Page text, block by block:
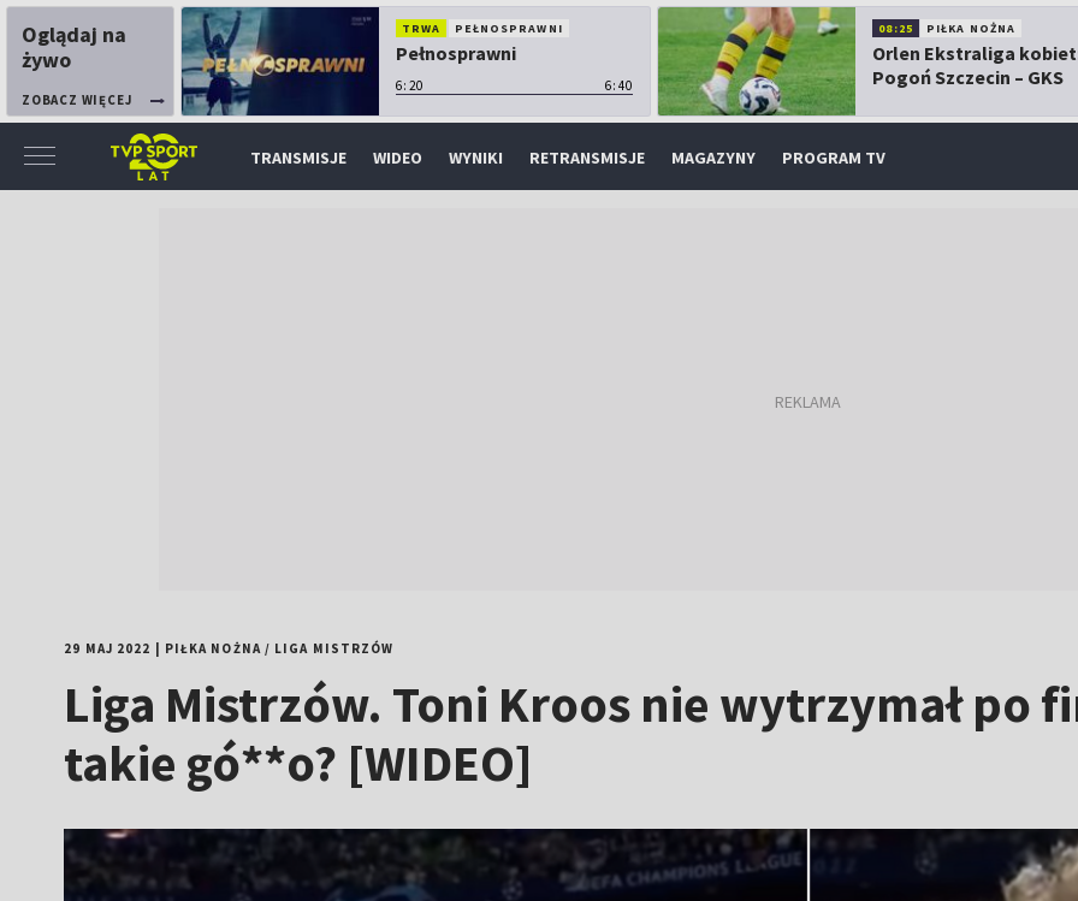
Oglądaj na
żywo
ZOBACZ WIĘCEJ
TRWA PEŁNOSPRAWNI
Pełnosprawni
6:20 6:40
08:25 PIŁKA NOŻNA
Orlen Ekstraliga
Pogoń Szczecin – GKS
TRANSMISJE WIDEO WYNIKI RETRANSMISJE MAGAZYNY PROGRAM TV
29 MAJ 2022 PIŁKA NOŻNA/ LIGA MISTRZÓW
Liga Mistrzów. Toni Kroos nie wytrzymał po
takie gó**o? [WIDEO]